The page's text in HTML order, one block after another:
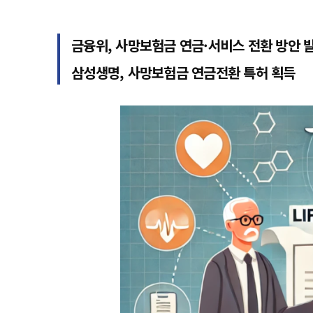
금융위, 사망보험금 연금·서비스 전환 방안
삼성생명, 사망보험금 연금전환 특허 획득